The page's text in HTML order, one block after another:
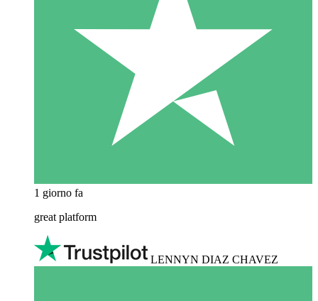
1 giorno fa
great platform
LENNYN DIAZ CHAVEZ